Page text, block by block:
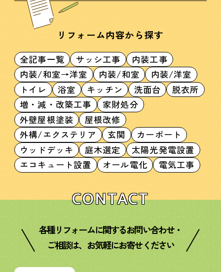
リフォーム内容から探す
全記事一覧 サッシ工事
内装工事
内装/和室→洋室
内装/和室
内装/洋室
トイレ
浴室 キッチン 洗面台
脱衣所
増・減・改築工事
家財処分
外壁屋根塗装
屋根改修
外構/エクステリア
玄関
カーポート
ウッドデッキ
庭木選定
太陽光発電設置
エコキュート設置
オール電化 電気工事
CONTACT
各種リフォームに関するお問い合わせ・
ご相談は、お気軽にお寄せください